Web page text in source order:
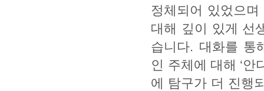
정체되어 있었으
대해 깊이 있게 선
습니다. 대화를 통
인 주체에 대해 ‘안
에 탐구가 더 진행